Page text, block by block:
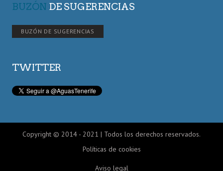
BUZÓN DE SUGERENCIAS
BUZÓN DE SUGERENCIAS
TWITTER
Copyright © 2014 - 2021 | Todos los derechos reservados.
Políticas de cookies
Aviso legal